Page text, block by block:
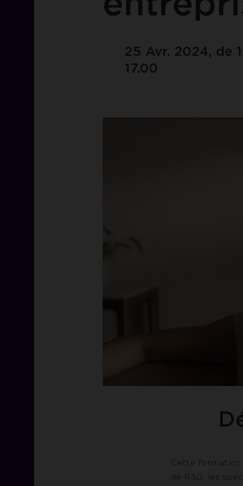
25 Avr. 2024, de
17.00
Cette formation
de R&D, les